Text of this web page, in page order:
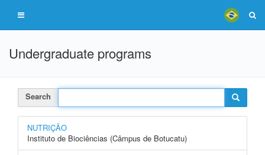
Undergraduate programs
Search
NUTRIÇÃO
Instituto de Biociências (Câmpus de Botucatu)